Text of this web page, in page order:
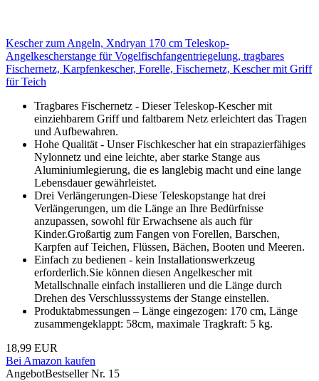
Kescher zum Angeln, Xndryan 170 cm Teleskop-
Angelkescherstange für Vogelfischfangentriegelung, tragbares
Fischernetz, Karpfenkescher, Forelle, Fischernetz, Kescher mit Griff
für Teich
Tragbares Fischernetz - Dieser Teleskop-Kescher mit
einziehbarem Griff und faltbarem Netz erleichtert das Tragen
und Aufbewahren.
Hohe Qualität - Unser Fischkescher hat ein strapazierfähiges
Nylonnetz und eine leichte, aber starke Stange aus
Aluminiumlegierung, die es langlebig macht und eine lange
Lebensdauer gewährleistet.
Drei Verlängerungen-Diese Teleskopstange hat drei
Verlängerungen, um die Länge an Ihre Bedürfnisse
anzupassen, sowohl für Erwachsene als auch für
Kinder.Großartig zum Fangen von Forellen, Barschen,
Karpfen auf Teichen, Flüssen, Bächen, Booten und Meeren.
Einfach zu bedienen - kein Installationswerkzeug
erforderlich.Sie können diesen Angelkescher mit
Metallschnalle einfach installieren und die Länge durch
Drehen des Verschlusssystems der Stange einstellen.
Produktabmessungen – Länge eingezogen: 170 cm, Länge
zusammengeklappt: 58cm, maximale Tragkraft: 5 kg.
18,99 EUR
Bei Amazon kaufen
AngebotBestseller Nr. 15